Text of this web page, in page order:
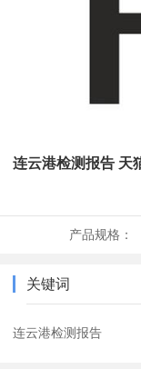
连云港检测报告 天
产品规格：
关键词
连云港检测报告